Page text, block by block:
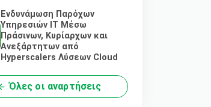
Ενδυνάμωση Παρόχων
Υπηρεσιών IT Μέσω
Πράσινων, Κυρίαρχων και
Ανεξάρτητων από
Hyperscalers Λύσεων Cloud
Όλες οι αναρτήσεις